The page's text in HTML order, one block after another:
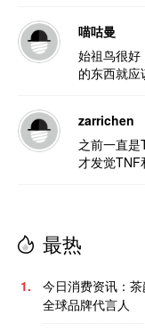
喵咕曼
始祖鸟很好
的东西就
zarrichen
之前一直是
才发觉TNF
最热
1.
今日消费资讯：
全球品牌代言人